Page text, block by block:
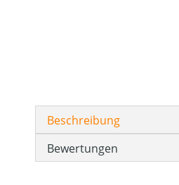
Beschreibung
Bewertungen